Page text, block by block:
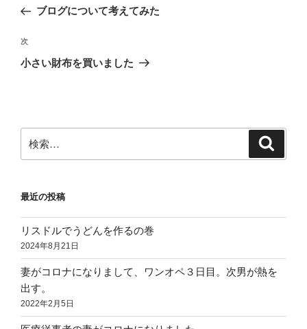
ナ
ビ
ゲ
ン
の
稿
ブログについて考えてみた
次
の
次
小さい財布を買いました
索:
最近の投稿
リスドルでうどんを作るの巻
2024年8月21日
妻がコロナになりまして、ワンオペ３日目。次男が熱を
出す。
2022年2月5日